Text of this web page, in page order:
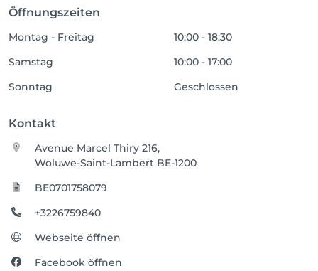
Öffnungszeiten
Montag - Freitag
10:00 - 18:30
Samstag
10:00 - 17:00
Sonntag
Geschlossen
Kontakt
Avenue Marcel Thiry 216,
Woluwe-Saint-Lambert BE-1200
BE0701758079
+3226759840
Webseite öffnen
Facebook öffnen